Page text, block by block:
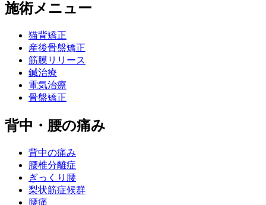
施術メニュー
猫背矯正
産後骨盤矯正
筋膜リリース
鍼治療
電気治療
骨盤矯正
背中・腰の痛み
背中の痛み
腰椎分離症
ぎっくり腰
梨状筋症候群
腰痛